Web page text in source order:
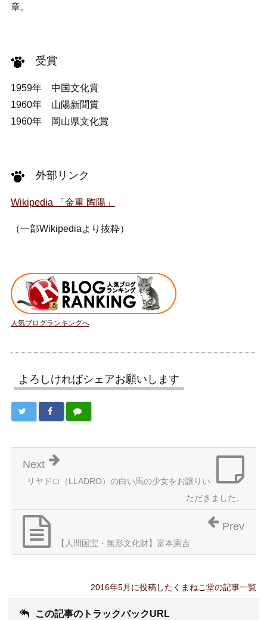
章。
受賞
1959年 中国文化賞
1960年 山陽新聞賞
1960年 岡山県文化賞
外部リンク
Wikipedia 「金重 陶陽」
（一部Wikipediaより抜粋）
人気ブログランキングへ
よろしければシェアお願いします
リヤドロ（LLADRO）の白い馬の少女をお譲りい
ただきました。
Next
【人間国宝・無形文化財】富本憲吉
Prev
2016年5月に投稿したくまねこ堂の記事一覧
この記事のトラックバックURL